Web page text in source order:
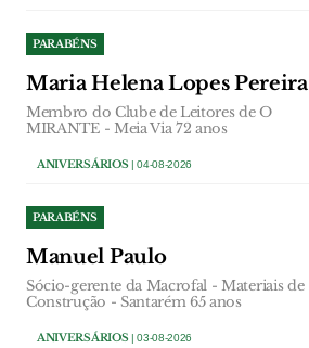
PARABÉNS
Maria Helena Lopes Pereira
Membro do Clube de Leitores de O
MIRANTE - Meia Via 72 anos
ANIVERSÁRIOS| 04-08-2026
PARABÉNS
Manuel Paulo
Sócio-gerente da Macrofal - Materiais de
Construção - Santarém 65 anos
ANIVERSÁRIOS| 03-08-2026